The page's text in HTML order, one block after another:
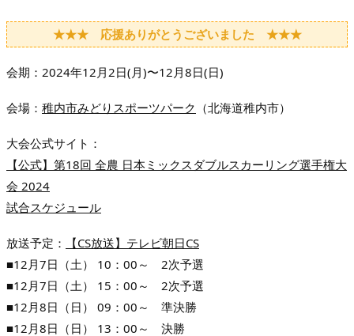
★★★ 応援ありがとうございました ★★★
会期：2024年12月2日(月)〜12月8日(日)
会場： 稚内市みどりスポーツパーク （北海道稚内市）
大会公式サイト：
【公式】第18回 全農 日本ミックスダブルスカーリング選手権大
会 2024
試合スケジュール
放送予定：
【CS放送】テレビ朝日CS
■12月7日（土） 10：00～ 2次予選
■12月7日（土） 15：00～ 2次予選
■12月8日（日） 09：00～ 準決勝
■12月8日（日） 13：00～ 決勝